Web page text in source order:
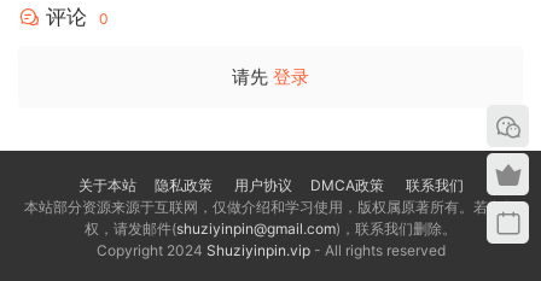
必要时进行处理。这将避免你靠猜测混音，并能让你的人声在
低频模块
评论 0
请先 登录
关于本站 隐私政策 用户协议 DMCA政策
联系我们
本站部分资源来源于互联网，仅做介绍和学习使用，版权属原著所有。若有侵
权，请发邮件(shuziyinpin@gmail.com)，联系我们删除。
Copyright 2024 Shuziyinpin.vip- All rights reserved